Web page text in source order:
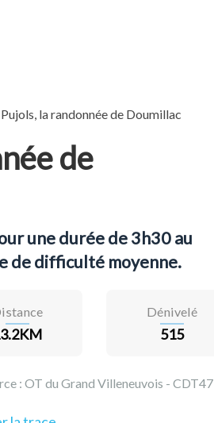
Pujols, la randonnée de Doumillac
de
une durée de 3h30 au
de difficulté moyenne.
Dénivelé
515
: OT du Grand Villeneuvois - CDT47